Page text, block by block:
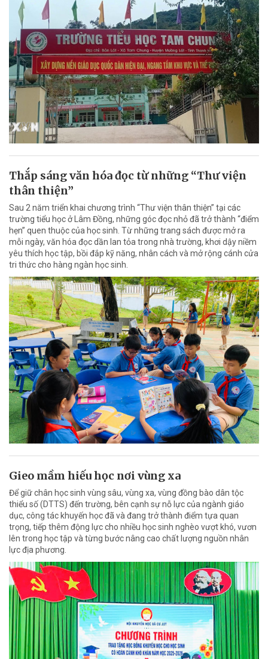
Thắp sáng văn hóa đọc từ những “Thư viện
thân thiện”
Sau 2 năm triển khai chương trình “Thư viện thân thiện” tại các
trường tiểu học ở Lâm Đồng, những góc đọc nhỏ đã trở thành “điểm
hẹn” quen thuộc của học sinh. Từ những trang sách được mở ra
mỗi ngày, văn hóa đọc dần lan tỏa trong nhà trường, khơi dậy niềm
yêu thích học tập, bồi đắp kỹ năng, nhân cách và mở rộng cánh cửa
tri thức cho hàng ngàn học sinh.
Gieo mầm hiếu học nơi vùng xa
Để giữ chân học sinh vùng sâu, vùng xa, vùng đồng bào dân tộc
thiểu số (DTTS) đến trường, bên cạnh sự nỗ lực của ngành giáo
dục, công tác khuyến học đã và đang trở thành điểm tựa quan
trọng, tiếp thêm động lực cho nhiều học sinh nghèo vượt khó, vươn
lên trong học tập và từng bước nâng cao chất lượng nguồn nhân
lực địa phương.